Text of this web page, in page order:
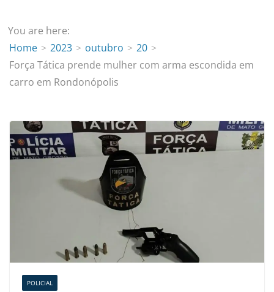
You are here:
Home
2023 outubro
20
Força Tática prende mulher com arma escondida em
carro em Rondonópolis
POLICIAL